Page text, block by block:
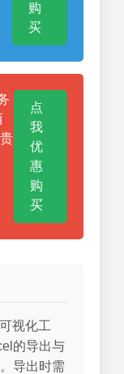
购
买
点
我
优
惠
购
买
视化工
的导出与
导出时需